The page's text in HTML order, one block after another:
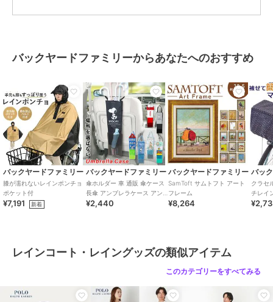
ないようにご注意ください。
色の可能性がありますのでご了承ください。
貴重品や精密機械を中に入れたままにしないでください。
汚れは水またはぬるま湯で洗い流してください。洗濯機の使用、もみ
洗いは避けてください。
お手入れ後には防水スプレーをかけていただくと、より永くご使用い
ただけます。
濡れた後、日陰の風通しの良い場所で自然乾燥させてください。
濡れたままで保管はしないでください。カビの発生や色落ちの原因と
なる場合があります。
カメラやモニターの性質により、画像と実物の色の違いがある場合が
ございますのでご理解願います。
ブランド バックヤードファミリー
バックヤードファミリー
傘・レイングッズ ／レインコー
ト・レイングッズ
バックヤードファミリーからあなたへのおすすめ
バックヤードファミリー
膝が濡れないレインポンチョ
ポケット付
¥7,191 新着
バックヤードファミリー
傘ホルダー 車 通販 傘ケース
長傘 アンブレラケース アン
ブレラホルダー 車用 車内 収
¥2,440
バックヤードファミリー
SamToft サムトフト アート
フレーム
¥8,264
バッ
クラセ
チレイ
レインコート・レイングッズの類似アイテム
このカテゴリーをすべてみる